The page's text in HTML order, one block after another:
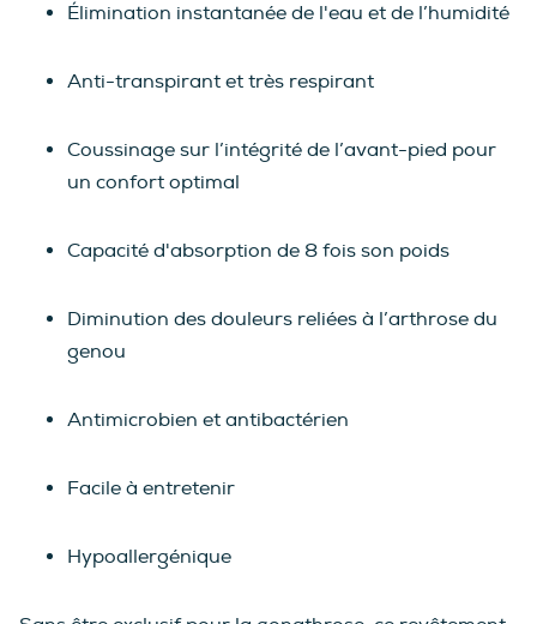
Élimination instantanée de l'eau et de l’humidité
Anti-transpirant et très respirant
Coussinage sur l’intégrité de l’avant-pied pour
un confort optimal
Capacité d'absorption de 8 fois son poids
Diminution des douleurs reliées à l’arthrose du
genou
Antimicrobien et antibactérien
Facile à entretenir
Hypoallergénique